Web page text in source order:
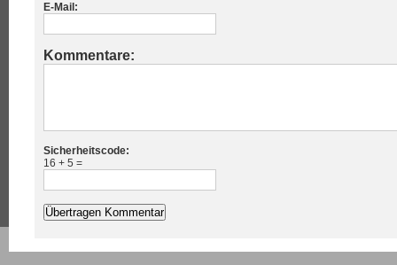
E-Mail:
Kommentare:
Sicherheitscode:
16 + 5 =